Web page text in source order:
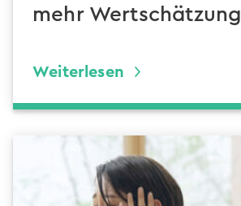
mehr Wertschätzung
Weiterlesen